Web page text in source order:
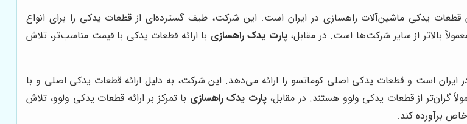
قطعات یدکی ماشین‌آلات راهسازی در ایران است. این شرکت، طیف گسترده‌ای از قطعات یدکی را برای انواع
بالاتر از سایر شرکت‌ها است. در مقابل،پارت یدک راهسازی با ارائه قطعات یدکی با قیمت مناسب‌تر، تلاش
ایران است و قطعات یدکی اصلی کوماتسو را ارائه می‌دهد. این شرکت، به دلیل ارائه قطعات یدکی اصلی و با
گران‌تر از قطعات یدکی ولوو هستند. در مقابل،پارت یدک راهسازی با تمرکز بر ارائه قطعات یدکی ولوو، تلاش
برآورده کند.